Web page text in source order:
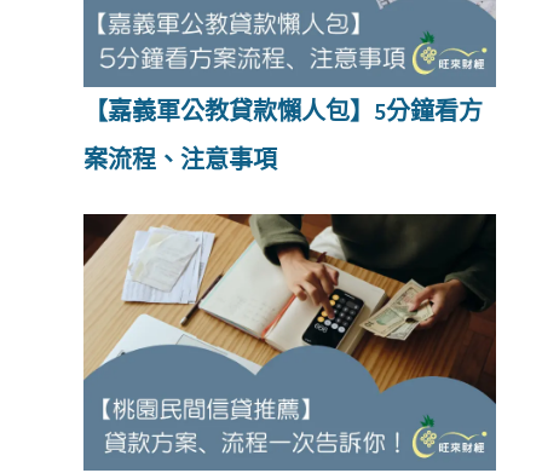
【嘉義軍公教貸款懶人包】5分鐘看方
案流程、注意事項